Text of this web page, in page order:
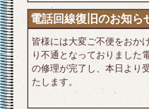
電話回線復旧のお知ら
皆様には大変ご不便をおか
り不通となっておりました
の修理が完了し、本日より
たします。